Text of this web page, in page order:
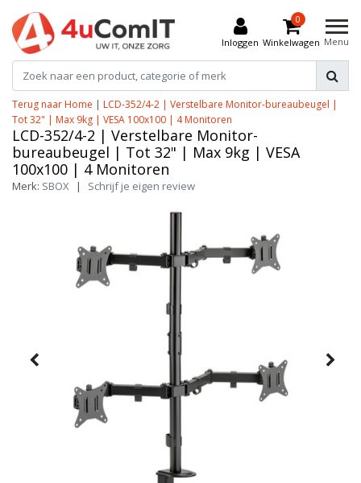
Inloggen
0
Winkelwagen Menu
Terug naar Home | LCD-352/4-2 | Verstelbare Monitor-bureaubeugel |
Tot 32" | Max 9kg | VESA 100x100 | 4 Monitoren
LCD-352/4-2 | Verstelbare Monitor-
bureaubeugel | Tot 32" | Max 9kg | VESA
100x100 | 4 Monitoren
Merk: SBOX | Schrijf je eigen review